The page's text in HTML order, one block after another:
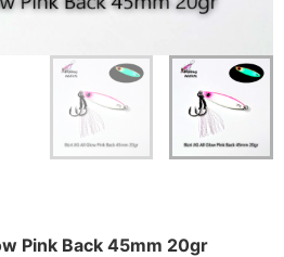
Pink Back 45mm 20gr